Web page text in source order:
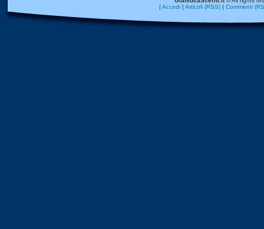
| Accedi| Articoli (RSS)| Commenti